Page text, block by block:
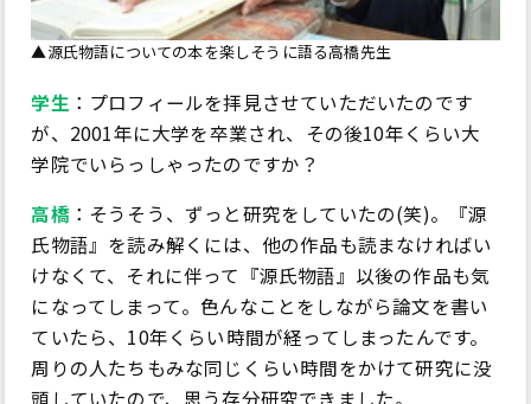
▲源氏物語についての本を楽しそうに語る高橋先生
学生 ：プロフィールを拝見させていただいたのです
が、2001年に大学を卒業され、その後10年くらい大
学院でいらっしゃったのですか？
高橋：そうそう、ずっと研究をしていたの(笑)。『源
氏物語』を読み解くには、他の作品も読まなければい
けなくて、それに伴って『源氏物語』以後の作品も気
になってしまって。色んなことをしながら論文を書い
ていたら、10年くらい時間が経ってしまったんです。
周りの人たちもみな同じくらい時間をかけて研究に没
頭していたので、思う存分研究できました。